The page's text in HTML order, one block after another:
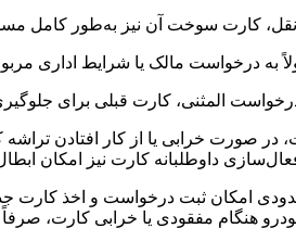
کارت سوخت آن نیز به‌طور کامل
به درخواست مالک یا شرایط
المثنی، کارت قبلی برای
در صورت خرابی یا از کار افتادن
داوطلبانه کارت نیز امکان
امکان ثبت درخواست و اخذ کارت